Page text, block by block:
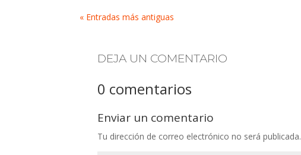
« Entradas más antiguas
DEJA UN COMENTARIO
0 comentarios
Enviar un comentario
Tu dirección de correo electrónico no será publicada.